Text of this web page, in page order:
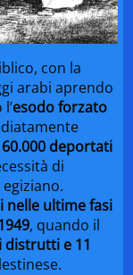
con la
arabi aprendo
esodo forzato
60.000 deportati
di
nelle ultime fasi
, quando il
distrutti e 11